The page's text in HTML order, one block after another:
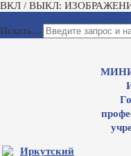
ВКЛ / ВЫКЛ:
Искать...